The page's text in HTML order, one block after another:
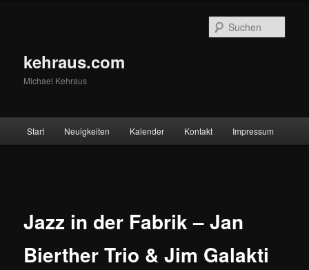
kehraus.com
Michael Kehraus
Start Neuigkeiten Kalender Kontakt Impressum
Jazz in der Fabrik – Jan
Bierther Trio & Jim Galakti